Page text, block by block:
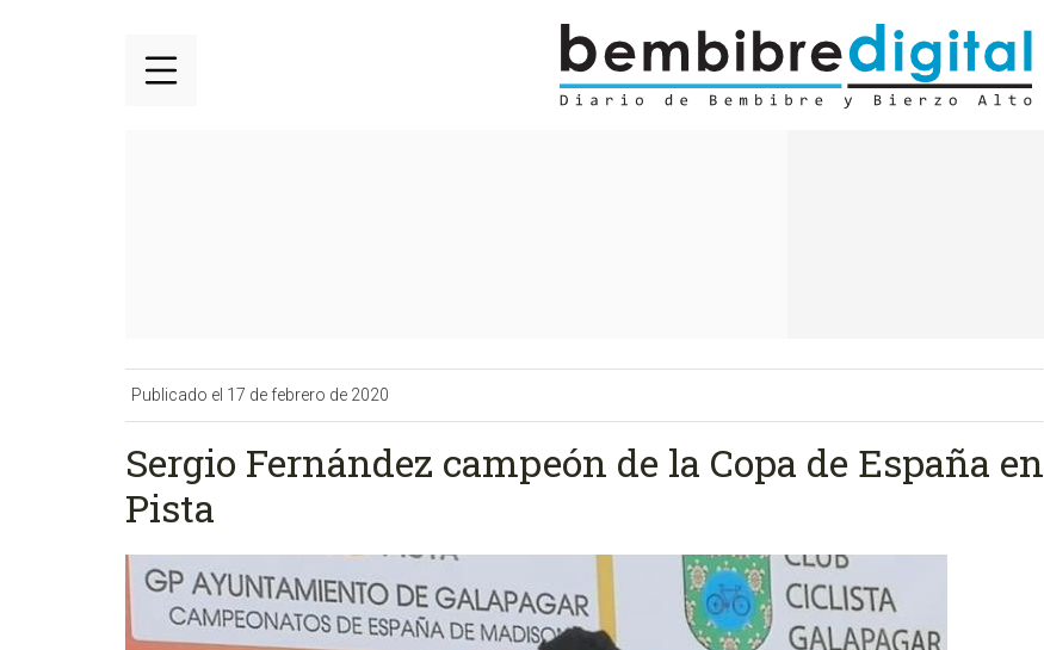
Publicado el 17 de febrero de 2020
Sergio Fernández campeón de la Copa de España en
Pista